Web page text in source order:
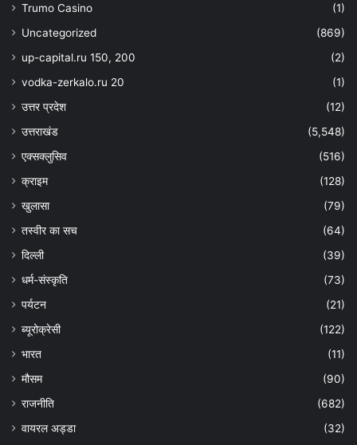
Trumo Casino
(1)
Uncategorized
(869)
up-capital.ru 150, 200
(2)
vodka-zerkalo.ru 20
(1)
उत्तर प्रदेश
(12)
उत्तराखंड
(5,548)
एक्सक्लुसिव
(516)
क्राइम
(128)
खुलासा
(79)
तस्वीर का सच
(64)
दिल्ली
(39)
धर्म-संस्कृति
(73)
पर्यटन
(21)
ब्यूरोक्रेसी
(122)
भारत
(11)
मौसम
(90)
राजनीति
(682)
वायरल अड्डा
(32)